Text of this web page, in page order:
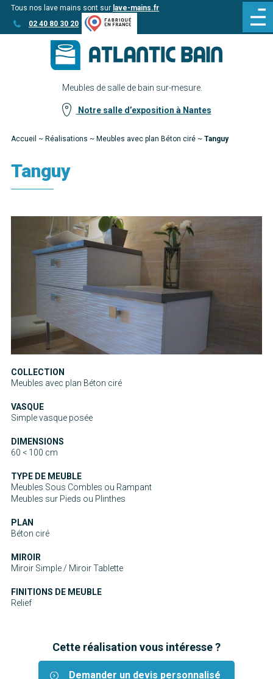
Aller
au
Aller au
contenu
Tous nos lave mains sont sur lave-mains.fr
02 40 80 30 20
Meubles de salle de bain sur-mesure.
Notre salle d’exposition à Nantes
Accueil ~ Réalisations ~ Meubles avec plan Béton ciré ~ Tanguy
Tanguy
COLLECTION
Meubles avec plan Béton ciré
VASQUE
Simple vasque posée
DIMENSIONS
60 < 100 cm
TYPE DE MEUBLE
Meubles Sous Combles ou Rampant
Meubles sur Pieds ou Plinthes
PLAN
Béton ciré
MIROIR
Miroir Simple / Miroir Tablette
FINITIONS DE MEUBLE
Relief
Cette réalisation vous intéresse ?
Demander un devis personnalisé